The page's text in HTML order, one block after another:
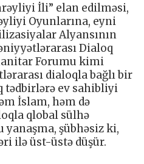
İli” elan edilməsi,
Oyunlarına, eyni
Alyansının
Dialoq
Forumu kimi
dialoqla bağlı bir
tədbirlərə ev sahibliyi
İslam, həm də
qlobal sülhə
şübhəsiz ki,
ilə üst-üstə düşür.